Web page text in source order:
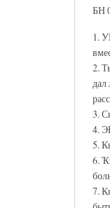
БН
1.
2.
дал
3.
4.
5.
6.
7.